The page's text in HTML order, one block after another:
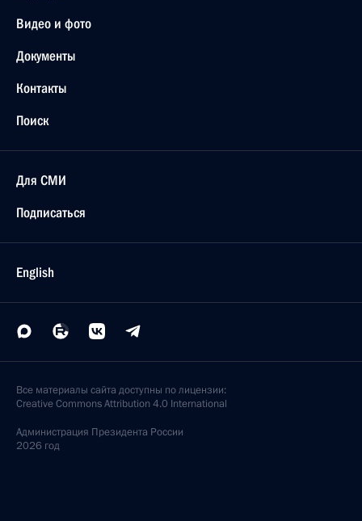
Видео и фото
Документы
Контакты
Поиск
Для СМИ
Подписаться
English
Все материалы сайта доступны по лицензии:
Creative Commons Attribution 4.0 International
Администрация Президента России
2026 год